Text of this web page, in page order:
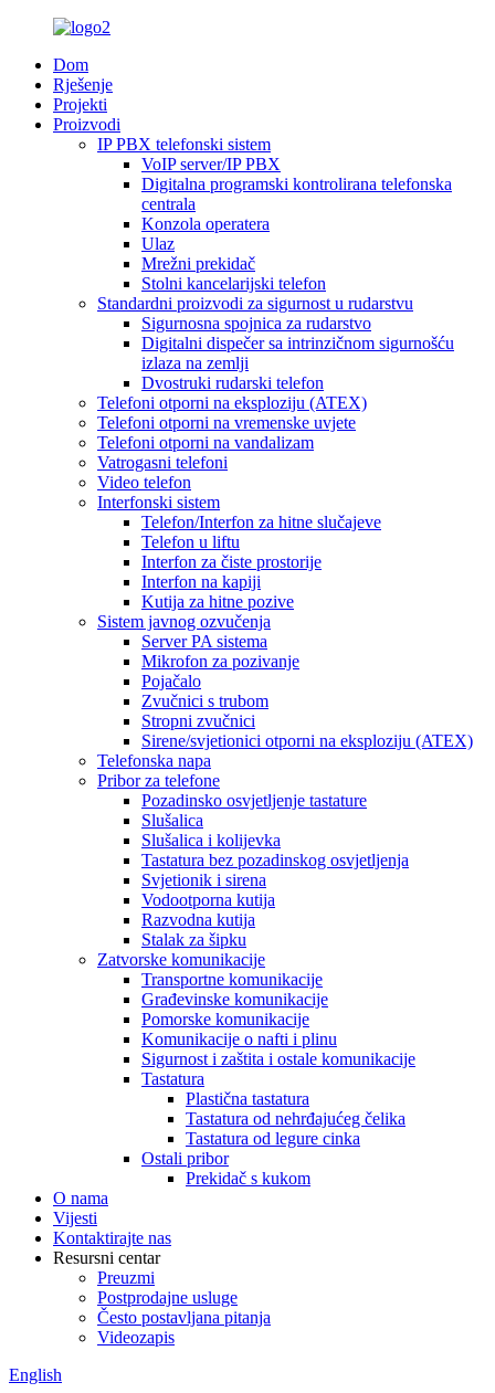
Dom
Rješenje
Projekti
Proizvodi
IP PBX telefonski sistem
VoIP server/IP PBX
Digitalna programski kontrolirana telefonska
centrala
Konzola operatera
Ulaz
Mrežni prekidač
Stolni kancelarijski telefon
Standardni proizvodi za sigurnost u rudarstvu
Sigurnosna spojnica za rudarstvo
Digitalni dispečer sa intrinzičnom sigurnošću
izlaza na zemlji
Dvostruki rudarski telefon
Telefoni otporni na eksploziju (ATEX)
Telefoni otporni na vremenske uvjete
Telefoni otporni na vandalizam
Vatrogasni telefoni
Video telefon
Interfonski sistem
Telefon/Interfon za hitne slučajeve
Telefon u liftu
Interfon za čiste prostorije
Interfon na kapiji
Kutija za hitne pozive
Sistem javnog ozvučenja
Server PA sistema
Mikrofon za pozivanje
Pojačalo
Zvučnici s trubom
Stropni zvučnici
Sirene/svjetionici otporni na eksploziju (ATEX)
Telefonska napa
Pribor za telefone
Pozadinsko osvjetljenje tastature
Slušalica
Slušalica i kolijevka
Tastatura bez pozadinskog osvjetljenja
Svjetionik i sirena
Vodootporna kutija
Razvodna kutija
Stalak za šipku
Zatvorske komunikacije
Transportne komunikacije
Građevinske komunikacije
Pomorske komunikacije
Komunikacije o nafti i plinu
Sigurnost i zaštita i ostale komunikacije
Tastatura
Plastična tastatura
Tastatura od nehrđajućeg čelika
Tastatura od legure cinka
Ostali pribor
Prekidač s kukom
O nama
Vijesti
Kontaktirajte nas
Resursni centar
Preuzmi
Postprodajne usluge
Često postavljana pitanja
Videozapis
English